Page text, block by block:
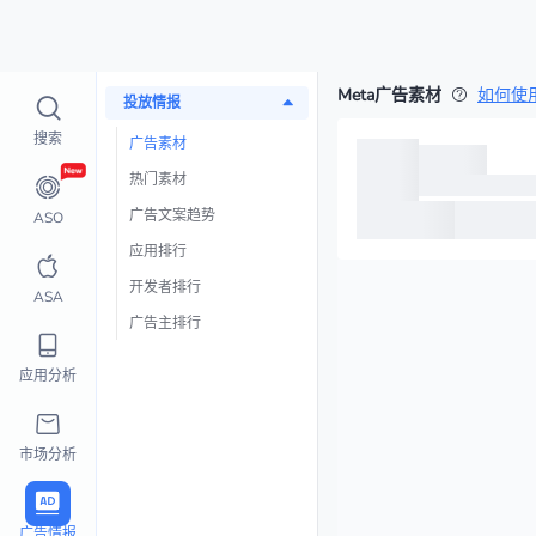
搜索
ASO
ASA
应用分析
市场分析
投放情报
广告素材
热门素材
广告文案趋势
应用排行
开发者排行
广告主排行
Meta广告素材 如何使